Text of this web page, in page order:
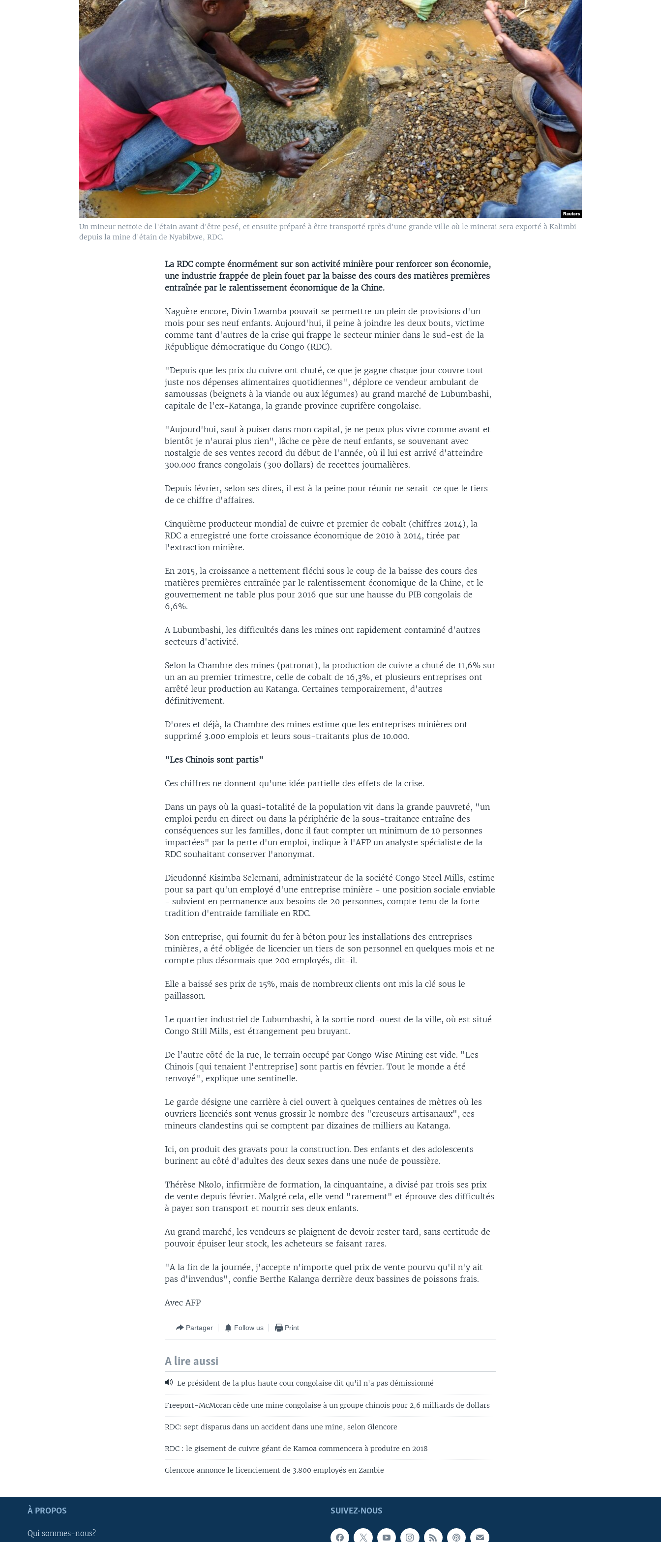
SUIVEZ-NOUS
Un mineur nettoie de l'étain avant d'être pesé, et ensuite préparé à être transporté rprès d'une grande ville où le minerai sera exporté à Kalimbi
depuis la mine d'étain de Nyabibwe, RDC.
La RDC compte énormément sur son activité minière pour renforcer son économie,
une industrie frappée de plein fouet par la baisse des cours des matières premières
entraînée par le ralentissement économique de la Chine.
Naguère encore, Divin Lwamba pouvait se permettre un plein de provisions d'un
mois pour ses neuf enfants. Aujourd'hui, il peine à joindre les deux bouts, victime
comme tant d'autres de la crise qui frappe le secteur minier dans le sud-est de la
République démocratique du Congo (RDC).
"Depuis que les prix du cuivre ont chuté, ce que je gagne chaque jour couvre tout
juste nos dépenses alimentaires quotidiennes", déplore ce vendeur ambulant de
samoussas (beignets à la viande ou aux légumes) au grand marché de Lubumbashi,
capitale de l'ex-Katanga, la grande province cuprifère congolaise.
"Aujourd'hui, sauf à puiser dans mon capital, je ne peux plus vivre comme avant et
bientôt je n'aurai plus rien", lâche ce père de neuf enfants, se souvenant avec
nostalgie de ses ventes record du début de l'année, où il lui est arrivé d'atteindre
300.000 francs congolais (300 dollars) de recettes journalières.
Depuis février, selon ses dires, il est à la peine pour réunir ne serait-ce que le tiers
de ce chiffre d'affaires.
Cinquième producteur mondial de cuivre et premier de cobalt (chiffres 2014), la
RDC a enregistré une forte croissance économique de 2010 à 2014, tirée par
l'extraction minière.
En 2015, la croissance a nettement fléchi sous le coup de la baisse des cours des
matières premières entraînée par le ralentissement économique de la Chine, et le
gouvernement ne table plus pour 2016 que sur une hausse du PIB congolais de
6,6%.
A Lubumbashi, les difficultés dans les mines ont rapidement contaminé d'autres
secteurs d'activité.
Selon la Chambre des mines (patronat), la production de cuivre a chuté de 11,6% sur
un an au premier trimestre, celle de cobalt de 16,3%, et plusieurs entreprises ont
arrêté leur production au Katanga. Certaines temporairement, d'autres
définitivement.
D'ores et déjà, la Chambre des mines estime que les entreprises minières ont
supprimé 3.000 emplois et leurs sous-traitants plus de 10.000.
"Les Chinois sont partis"
Ces chiffres ne donnent qu'une idée partielle des effets de la crise.
Dans un pays où la quasi-totalité de la population vit dans la grande pauvreté, "un
emploi perdu en direct ou dans la périphérie de la sous-traitance entraîne des
conséquences sur les familles, donc il faut compter un minimum de 10 personnes
impactées" par la perte d'un emploi, indique à l'AFP un analyste spécialiste de la
RDC souhaitant conserver l'anonymat.
Dieudonné Kisimba Selemani, administrateur de la société Congo Steel Mills, estime
pour sa part qu'un employé d'une entreprise minière - une position sociale enviable
- subvient en permanence aux besoins de 20 personnes, compte tenu de la forte
tradition d'entraide familiale en RDC.
Son entreprise, qui fournit du fer à béton pour les installations des entreprises
minières, a été obligée de licencier un tiers de son personnel en quelques mois et ne
compte plus désormais que 200 employés, dit-il.
Elle a baissé ses prix de 15%, mais de nombreux clients ont mis la clé sous le
paillasson.
Le quartier industriel de Lubumbashi, à la sortie nord-ouest de la ville, où est situé
Congo Still Mills, est étrangement peu bruyant.
De l'autre côté de la rue, le terrain occupé par Congo Wise Mining est vide. "Les
Chinois [qui tenaient l'entreprise] sont partis en février. Tout le monde a été
renvoyé", explique une sentinelle.
Le garde désigne une carrière à ciel ouvert à quelques centaines de mètres où les
ouvriers licenciés sont venus grossir le nombre des "creuseurs artisanaux", ces
mineurs clandestins qui se comptent par dizaines de milliers au Katanga.
Ici, on produit des gravats pour la construction. Des enfants et des adolescents
burinent au côté d'adultes des deux sexes dans une nuée de poussière.
Thérèse Nkolo, infirmière de formation, la cinquantaine, a divisé par trois ses prix
de vente depuis février. Malgré cela, elle vend "rarement" et éprouve des difficultés
à payer son transport et nourrir ses deux enfants.
Au grand marché, les vendeurs se plaignent de devoir rester tard, sans certitude de
pouvoir épuiser leur stock, les acheteurs se faisant rares.
"A la fin de la journée, j'accepte n'importe quel prix de vente pourvu qu'il n'y ait
pas d'invendus", confie Berthe Kalanga derrière deux bassines de poissons frais.
Avec AFP
Partager Follow us Print
A lire aussi
Le président de la plus haute cour congolaise dit qu'il n'a pas démissionné
Freeport-McMoran cède une mine congolaise à un groupe chinois pour 2,6 milliards de dollars
RDC: sept disparus dans un accident dans une mine, selon Glencore
RDC : le gisement de cuivre géant de Kamoa commencera à produire en 2018
Glencore annonce le licenciement de 3.800 employés en Zambie
SUIVEZ-NOUS
À PROPOS
Qui sommes-nous?